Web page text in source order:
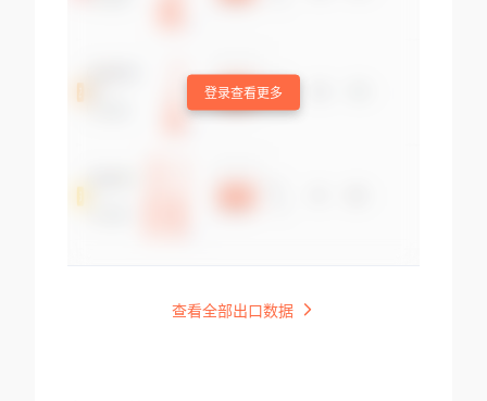
登录查看更多
查看全部出口数据